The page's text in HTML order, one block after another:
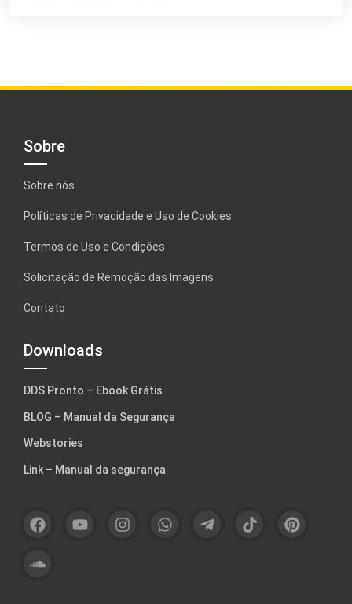
Sobre
Sobre nós
Políticas de Privacidade e Uso de Cookies
Termos de Uso e Condições
Solicitação de Remoção das Imagens
Contato
Downloads
DDS Pronto – Ebook Grátis
BLOG – Manual da Segurança
Webstories
Link – Manual da segurança